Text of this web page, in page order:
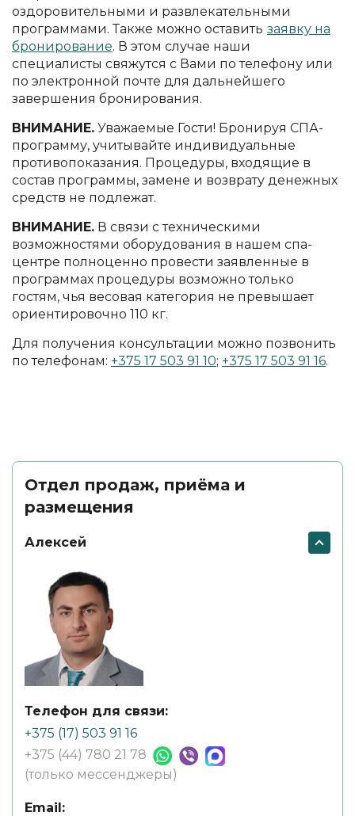
оздоровительными и развлекательными
программами. Также можно оставить заявку на
бронирование. В этом случае наши
специалисты свяжутся с Вами по телефону или
по электронной почте для дальнейшего
завершения бронирования.
ВНИМАНИЕ. Уважаемые Гости! Бронируя СПА-
программу, учитывайте индивидуальные
противопоказания. Процедуры, входящие в
состав программы, замене и возврату денежных
средств не подлежат.
ВНИМАНИЕ. В связи с техническими
возможностями оборудования в нашем спа-
центре полноценно провести заявленные в
программах процедуры возможно только
гостям, чья весовая категория не превышает
ориентировочно 110 кг.
Для получения консультации можно позвонить
по телефонам: +375 17 503 91 10; +375 17 503 91 16.
Отдел продаж, приёма и
размещения
Алексей
Телефон для связи:
+375 (17) 503 91 16
+375 (44) 780 21 78
(только мессенджеры)
Email: